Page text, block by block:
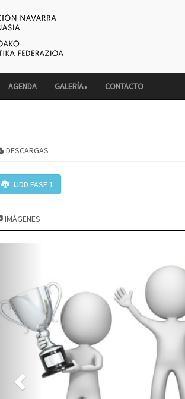
AGENDA GALERÍA CONTACTO
DESCARGAS
JJDD FASE 1
IMÁGENES